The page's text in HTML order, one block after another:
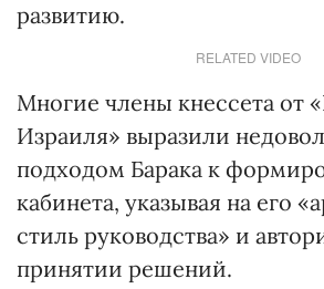
развитию.
RELATED VIDEO
Многие члены кнессета от
Израиля» выразили
подходом Барака к
кабинета, указывая на его
стиль руководства» и
принятии решений.